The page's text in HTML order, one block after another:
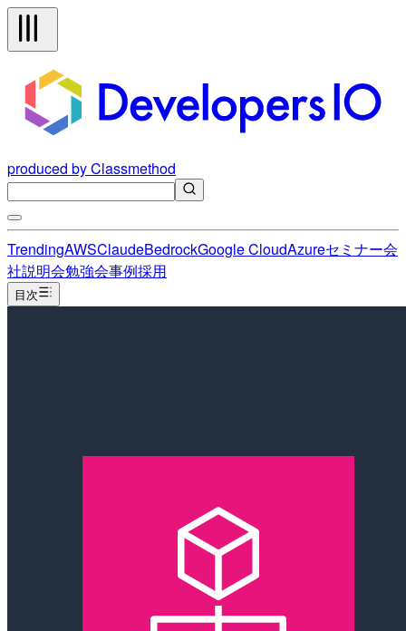
produced by Classmethod
TrendingAWSClaudeBedrockGoogle CloudAzureセミナー会
社説明会勉強会事例採用
目次